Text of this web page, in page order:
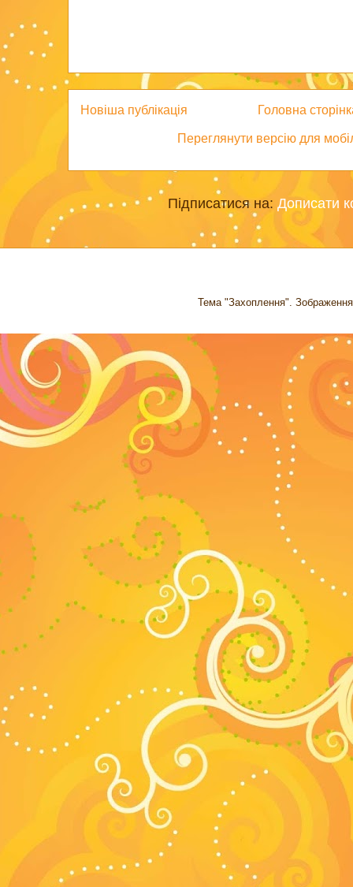
Новіша публікація Головна
Переглянути версію для
Підписатися на: Дописати
Тема "Захоплення".